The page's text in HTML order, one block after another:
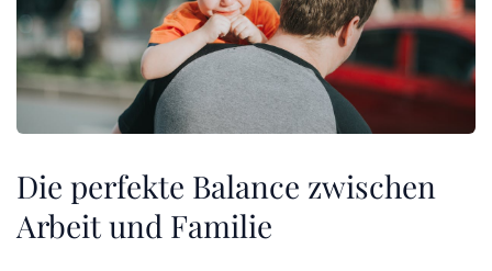
Die perfekte Balance zwischen
Arbeit und Familie